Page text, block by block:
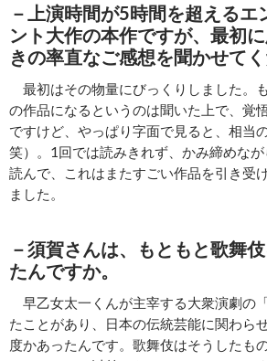
－上演時間が5時間を超えるエ
ント大作の本作ですが、最初
きの率直なご感想を聞かせてく
最初はその物量にびっくりしました。
の作品になるというのは聞いた上で、覚
ですけど、やっぱり字面で見ると、相当
笑）。1回では読みきれず、かみ締めな
読んで、これはまたすごい作品を引き受
ました。
－須賀さんは、もともと歌舞
たんですか。
早乙女太一くんが主宰する大衆演劇の
たことがあり、日本の伝統芸能に関わら
度かあったんです。歌舞伎はそうしたも